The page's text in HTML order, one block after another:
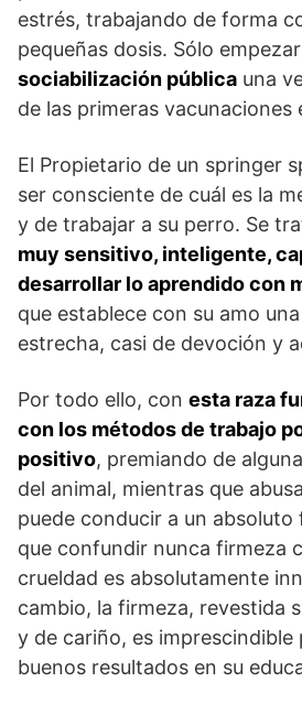
estrés, trabajando de forma
pequeñas dosis. Sólo
sociabilización pública una
de las primeras vacunaciones
El Propietario de un springer
ser consciente de cuál es la
y de trabajar a su perro. Se
muy sensitivo, inteligente,
desarrollar lo aprendido con
que establece con su amo
estrecha, casi de devoción y
Por todo ello, con esta raza
con los métodos de trabajo
positivo, premiando de
del animal, mientras que
puede conducir a un absoluto
que confundir nunca firmeza
crueldad es absolutamente
cambio, la firmeza, revestida
y de cariño, es imprescindible
buenos resultados en su